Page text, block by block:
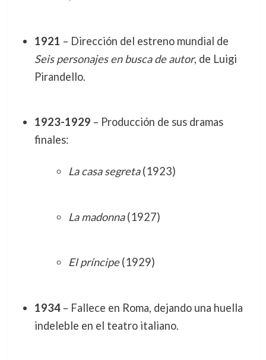
1921 – Dirección del estreno mundial de
Seis personajes en busca de autor, de Luigi
Pirandello.
1923-1929 – Producción de sus dramas
finales:
La casa segreta(1923)
La madonna(1927)
El príncipe(1929)
1934– Fallece en Roma, dejando una huella
indeleble en el teatro italiano.